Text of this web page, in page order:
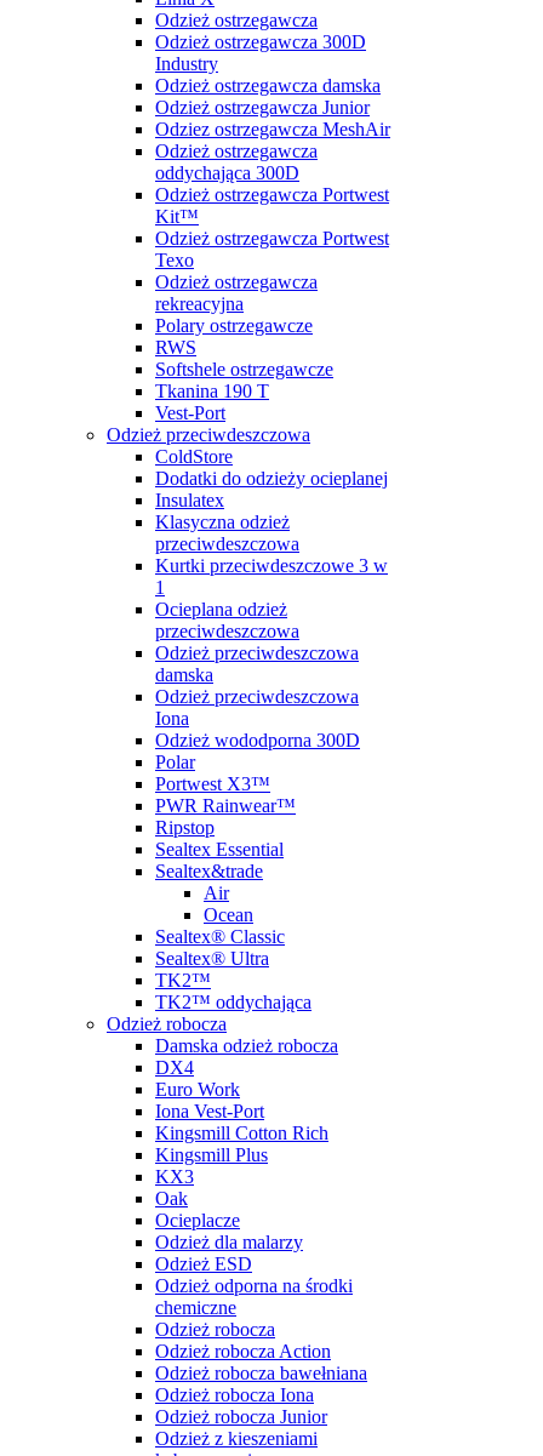
Odzież ostrzegawcza
Odzież ostrzegawcza 300D
Industry
Odzież ostrzegawcza damska
Odzież ostrzegawcza Junior
Odziez ostrzegawcza MeshAir
Odzież ostrzegawcza
oddychająca 300D
Odzież ostrzegawcza Portwest
Kit™
Odzież ostrzegawcza Portwest
Texo
Odzież ostrzegawcza
rekreacyjna
Polary ostrzegawcze
RWS
Softshele ostrzegawcze
Tkanina 190 T
Vest-Port
Odzież przeciwdeszczowa
ColdStore
Dodatki do odzieży ocieplanej
Insulatex
Klasyczna odzież
przeciwdeszczowa
Kurtki przeciwdeszczowe 3 w
1
Ocieplana odzież
przeciwdeszczowa
Odzież przeciwdeszczowa
damska
Odzież przeciwdeszczowa
Iona
Odzież wododporna 300D
Polar
Portwest X3™
PWR Rainwear™
Ripstop
Sealtex Essential
Sealtex&trade
Air
Ocean
Sealtex® Classic
Sealtex® Ultra
TK2™
TK2™ oddychająca
Odzież robocza
Damska odzież robocza
DX4
Euro Work
Iona Vest-Port
Kingsmill Cotton Rich
Kingsmill Plus
KX3
Oak
Ocieplacze
Odzież dla malarzy
Odzież ESD
Odzież odporna na środki
chemiczne
Odzież robocza
Odzież robocza Action
Odzież robocza bawełniana
Odzież robocza Iona
Odzież robocza Junior
Odzież z kieszeniami